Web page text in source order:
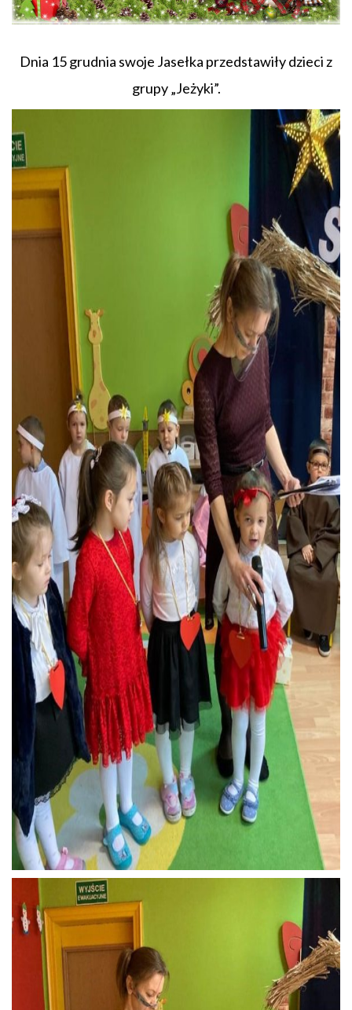
Dnia 15 grudnia swoje Jasełka przedstawiły dzieci z
grupy „Jeżyki”.